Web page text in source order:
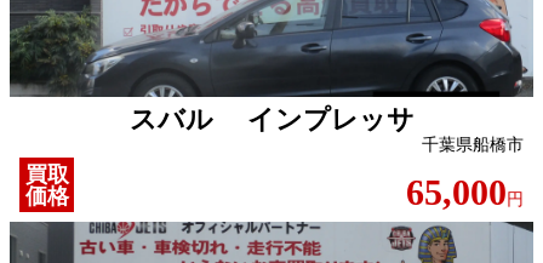
スバル インプレッサ
千葉県船橋市
買取
価格
65,000 円